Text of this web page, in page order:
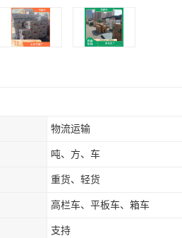
物流运输
吨、方、车
重货、轻货
高栏车、平板车、箱车
支持